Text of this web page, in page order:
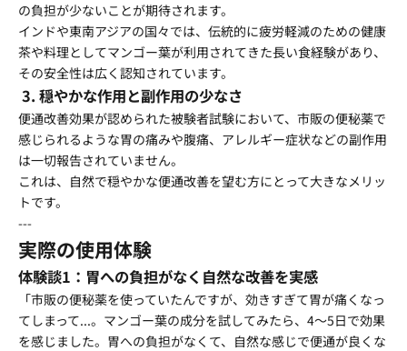
の負担が少ないことが期待されます。
インドや東南アジアの国々では、伝統的に疲労軽減のための健康
茶や料理としてマンゴー葉が利用されてきた長い食経験があり、
その安全性は広く認知されています。
3. 穏やかな作用と副作用の少なさ
便通改善効果が認められた被験者試験において、市販の便秘薬で
感じられるような胃の痛みや腹痛、アレルギー症状などの副作用
は一切報告されていません。
これは、自然で穏やかな便通改善を望む方にとって大きなメリッ
トです。
---
実際の使用体験
体験談1：胃への負担がなく自然な改善を実感
「市販の便秘薬を使っていたんですが、効きすぎて胃が痛くなっ
てしまって...。マンゴー葉の成分を試してみたら、4～5日で効果
を感じました。胃への負担がなくて、自然な感じで便通が良くな